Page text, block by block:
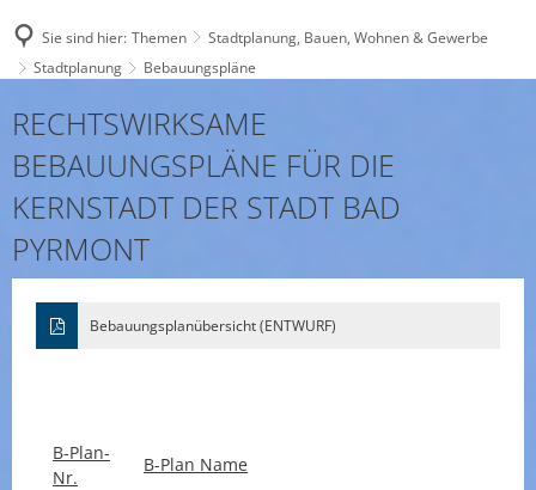
Sie sind hier: Themen
Stadtplanung, Bauen, Wohnen & Gewerbe
Stadtplanung
Bebauungspläne
Bebauungspläne
RECHTSWIRKSAME
BEBAUUNGSPLÄNE FÜR DIE
KERNSTADT DER STADT BAD
PYRMONT
Bebauungsplanübersicht (ENTWURF)
B-Plan-
Nr.
B-Plan Name